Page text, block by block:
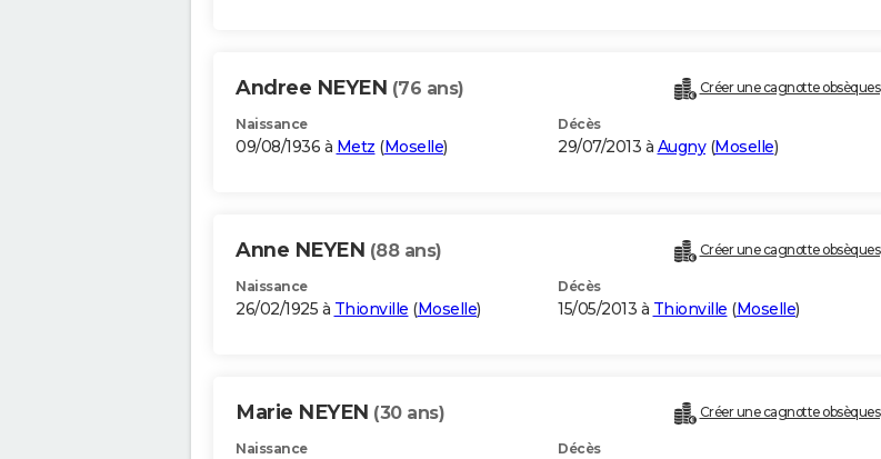
Andree NEYEN (76 ans) Créer une cagnotte obsèques
Naissance
09/08/1936 à Metz (Moselle)
Décès
29/07/2013 à Augny(Moselle)
Anne NEYEN (88 ans) Créer une cagnotte obsèques
Naissance
26/02/1925 à Thionville (Moselle)
Décès
15/05/2013 à Thionville (Moselle)
Marie NEYEN (30 ans) Créer une cagnotte obsèques
Naissance Décès